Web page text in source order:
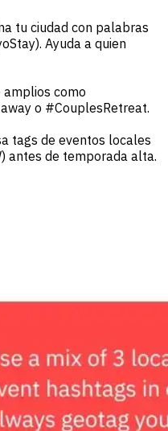
tu ciudad con palabras
Ayuda a quien
amplios como
o #CouplesRetreat.
tags de eventos locales
antes de temporada alta.